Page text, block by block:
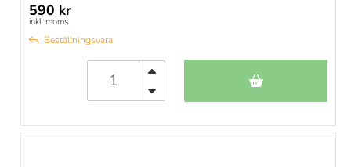
590 kr
inkl. moms
Beställningsvara